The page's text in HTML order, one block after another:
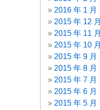
2016 年 1 月
2015 年 12 月
2015 年 11 月
2015 年 10 月
2015 年 9 月
2015 年 8 月
2015 年 7 月
2015 年 6 月
2015 年 5 月